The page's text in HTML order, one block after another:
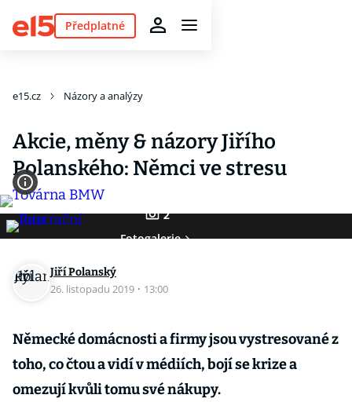
Předplatné
e15.cz Názory a analýzy
Akcie, měny & názory Jiřího
Polanského: Němci ve stresu
2
Fotogalerie
Jiří Polanský
26. listopadu 2019 · 13:00
Německé domácnosti a firmy jsou vystresované z
toho, co čtou a vidí v médiích, bojí se krize a
omezují kvůli tomu své nákupy.